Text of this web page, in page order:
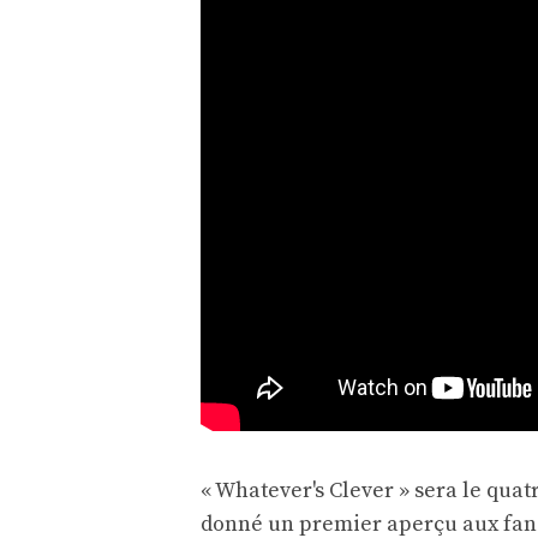
« Whatever's Clever » sera le
donné un premier aperçu aux